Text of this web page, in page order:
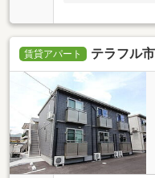
賃貸アパート テラフル